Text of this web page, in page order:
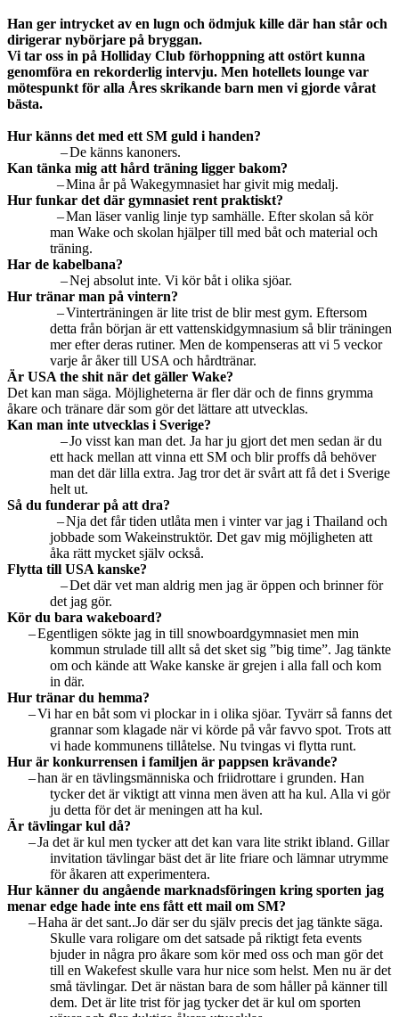
Han ger intrycket av en lugn och ödmjuk kille där han står och
dirigerar nybörjare på bryggan.
Vi tar oss in på Holliday Club förhoppning att ostört kunna
genomföra en rekorderlig intervju. Men hotellets lounge var
mötespunkt för alla Åres skrikande barn men vi gjorde vårat
bästa.
Hur känns det med ett SM guld i handen?
–De känns kanoners.
Kan tänka mig att hård träning ligger bakom?
–Mina år på Wakegymnasiet har givit mig medalj.
Hur funkar det där gymnasiet rent praktiskt?
–Man läser vanlig linje typ samhälle. Efter skolan så kör
man Wake och skolan hjälper till med båt och material och
träning.
Har de kabelbana?
–Nej absolut inte. Vi kör båt i olika sjöar.
Hur tränar man på vintern?
–Vinterträningen är lite trist de blir mest gym. Eftersom
detta från början är ett vattenskidgymnasium så blir träningen
mer efter deras rutiner. Men de kompenseras att vi 5 veckor
varje år åker till USA och hårdtränar.
Är USA the shit när det gäller Wake?
Det kan man säga. Möjligheterna är fler där och de finns grymma
åkare och tränare där som gör det lättare att utvecklas.
Kan man inte utvecklas i Sverige?
–Jo visst kan man det. Ja har ju gjort det men sedan är du
ett hack mellan att vinna ett SM och blir proffs då behöver
man det där lilla extra. Jag tror det är svårt att få det i Sverige
helt ut.
Så du funderar på att dra?
–Nja det får tiden utlåta men i vinter var jag i Thailand och
jobbade som Wakeinstruktör. Det gav mig möjligheten att
åka rätt mycket själv också.
Flytta till USA kanske?
–Det där vet man aldrig men jag är öppen och brinner för
det jag gör.
Kör du bara wakeboard?
–Egentligen sökte jag in till snowboardgymnasiet men min
kommun strulade till allt så det sket sig ”big time”. Jag tänkte
om och kände att Wake kanske är grejen i alla fall och kom
in där.
Hur tränar du hemma?
–Vi har en båt som vi plockar in i olika sjöar. Tyvärr så fanns det
grannar som klagade när vi körde på vår favvo spot. Trots att
vi hade kommunens tillåtelse. Nu tvingas vi flytta runt.
Hur är konkurrensen i familjen är pappsen krävande?
–han är en tävlingsmänniska och friidrottare i grunden. Han
tycker det är viktigt att vinna men även att ha kul. Alla vi gör
ju detta för det är meningen att ha kul.
Är tävlingar kul då?
–Ja det är kul men tycker att det kan vara lite strikt ibland. Gillar
invitation tävlingar bäst det är lite friare och lämnar utrymme
för åkaren att experimentera.
Hur känner du angående marknadsföringen kring sporten jag
menar edge hade inte ens fått ett mail om SM?
–Haha är det sant..Jo där ser du själv precis det jag tänkte säga.
Skulle vara roligare om det satsade på riktigt feta events
bjuder in några pro åkare som kör med oss och man gör det
till en Wakefest skulle vara hur nice som helst. Men nu är det
små tävlingar. Det är nästan bara de som håller på känner till
dem. Det är lite trist för jag tycker det är kul om sporten